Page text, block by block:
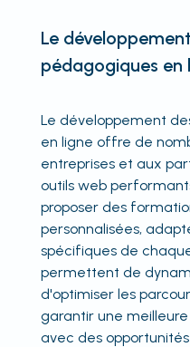
Le
pédagogiques en
Le développement
en ligne offre de
entreprises et aux
outils web
proposer des
personnalisées,
spécifiques de
permettent de
d'optimiser les
garantir une
avec des